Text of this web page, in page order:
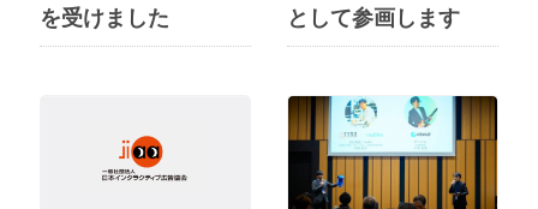
を受けました
として参画します